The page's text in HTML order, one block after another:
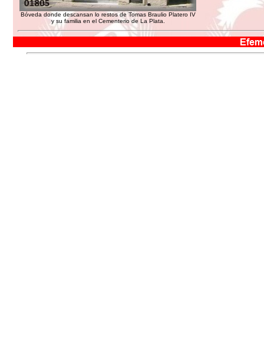
Bóveda donde descansan lo restos de Tomas Braulio Platero IV
y su familia en el Cementerio de La Plata.